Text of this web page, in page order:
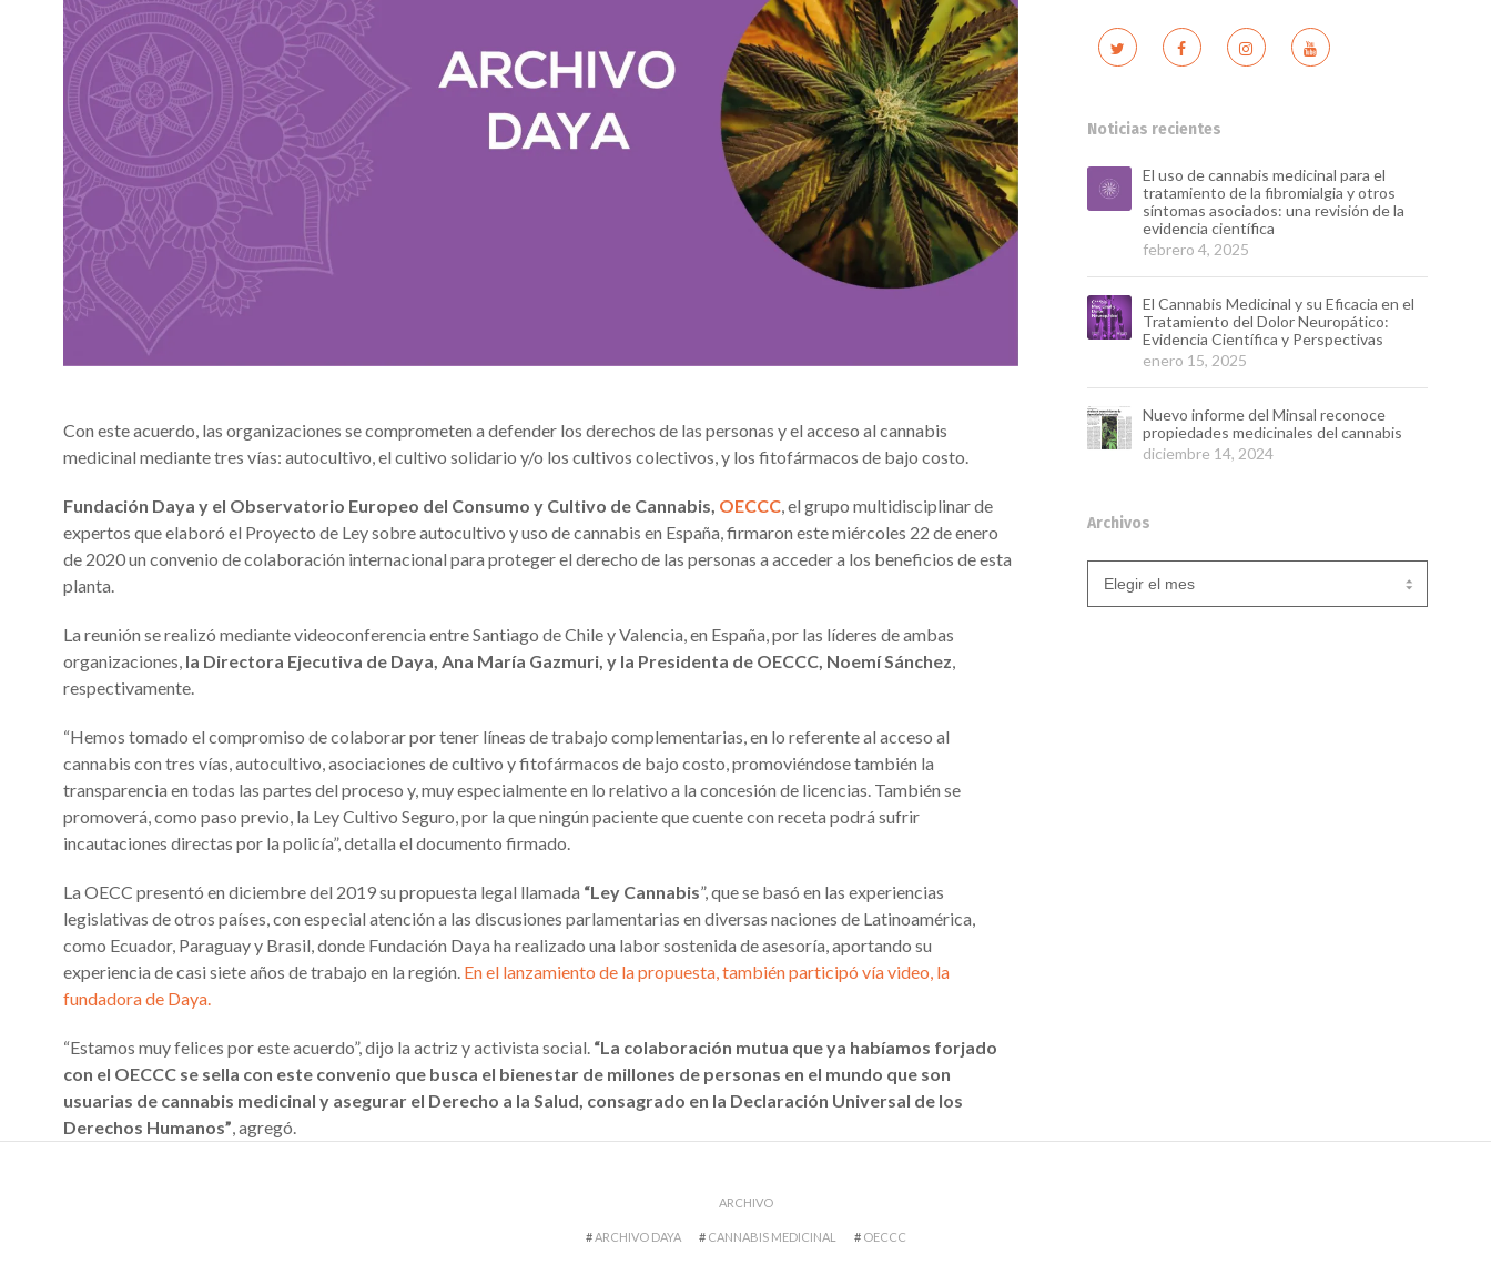
Con este acuerdo, las organizaciones se comprometen a defender los derechos de las personas y el acceso al cannabis
medicinal mediante tres vías: autocultivo, el cultivo solidario y/o los cultivos colectivos, y los fitofármacos de bajo costo.
Fundación Daya y el Observatorio Europeo del Consumo y Cultivo de Cannabis, OECCC , el grupo multidisciplinar de
expertos que elaboró el Proyecto de Ley sobre autocultivo y uso de cannabis en España, firmaron este miércoles 22 de enero
de 2020 un convenio de colaboración internacional para proteger el derecho de las personas a acceder a los beneficios de esta
planta.
La reunión se realizó mediante videoconferencia entre Santiago de Chile y Valencia, en España, por las líderes de ambas
organizaciones, la Directora Ejecutiva de Daya, Ana María Gazmuri, y la Presidenta de OECCC, Noemí Sánchez
respectivamente.
“Hemos tomado el compromiso de colaborar por tener líneas de trabajo complementarias, en lo referente al acceso al
cannabis con tres vías, autocultivo, asociaciones de cultivo y fitofármacos de bajo costo, promoviéndose también la
transparencia en todas las partes del proceso y, muy especialmente en lo relativo a la concesión de licencias. También se
promoverá, como paso previo, la Ley Cultivo Seguro, por la que ningún paciente que cuente con receta podrá sufrir
incautaciones directas por la policía”, detalla el documento firmado.
La OECC presentó en diciembre del 2019 su propuesta legal llamada “Ley Cannabis”, que se basó en las experiencias
legislativas de otros países, con especial atención a las discusiones parlamentarias en diversas naciones de Latinoamérica,
como Ecuador, Paraguay y Brasil, donde Fundación Daya ha realizado una labor sostenida de asesoría, aportando su
experiencia de casi siete años de trabajo en la región. En el lanzamiento de la propuesta, también participó vía video, la
fundadora de Daya.
“Estamos muy felices por este acuerdo”, dijo la actriz y activista social. “La colaboración mutua que ya habíamos forjado
con el OECCC se sella con este convenio que busca el bienestar de millones de personas en el mundo que son
usuarias de cannabis medicinal y asegurar el Derecho a la Salud, consagrado en la Declaración Universal de los
Derechos Humanos” , agregó.
Noticias recientes
El uso de cannabis medicinal para el
tratamiento de la fibromialgia y otros
síntomas asociados: una revisión de la
evidencia científica
febrero 4, 2025
El Cannabis Medicinal y su Eficacia en el
Tratamiento del Dolor Neuropático:
Evidencia Científica y Perspectivas
enero 15, 2025
Nuevo informe del Minsal reconoce
propiedades medicinales del cannabis
diciembre 14, 2024
Archivos
ARCHIVO
ARCHIVO DAYA CANNABIS MEDICINAL OECCC